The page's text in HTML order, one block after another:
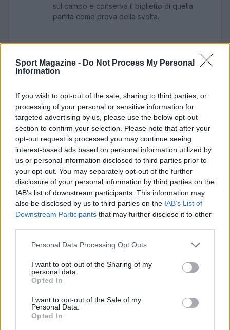
Sport Magazine - Do Not Process My Personal
Information
If you wish to opt-out of the sale, sharing to third parties, or
processing of your personal or sensitive information for
targeted advertising by us, please use the below opt-out
section to confirm your selection. Please note that after your
opt-out request is processed you may continue seeing
interest-based ads based on personal information utilized by
us or personal information disclosed to third parties prior to
your opt-out. You may separately opt-out of the further
disclosure of your personal information by third parties on the
IAB’s list of downstream participants. This information may
also be disclosed by us to third parties on the IAB’s List of
Downstream Participants that may further disclose it to other
Please note that this website/app uses one or more Google
not limited to your visit or usage behaviour. You may click to
grant or deny consent to Google and its third-party tags to
use your data for below specified purposes in below Google
consent section.
Personal Data Processing Opt Outs
I want to opt-out of the Sharing of my
personal data.
Opted In
I want to opt-out of the Sale of my
Personal Data.
Opted In
sul campo e conserva il biglietto di quella
partita come prova della svolta.
Continua a leggere
ALTRI SPORT